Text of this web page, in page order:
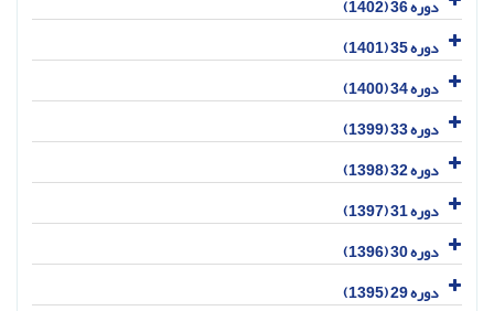
دوره 36 (1402)
دوره 35 (1401)
دوره 34 (1400)
دوره 33 (1399)
دوره 32 (1398)
دوره 31 (1397)
دوره 30 (1396)
دوره 29 (1395)